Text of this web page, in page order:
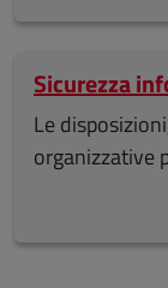
Sicurezza
Le
organizzative